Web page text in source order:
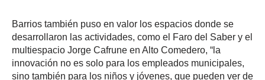
Barrios también puso en valor los espacios donde se
desarrollaron las actividades, como el Faro del Saber y el
multiespacio Jorge Cafrune en Alto Comedero, “la
innovación no es solo para los empleados municipales,
sino también para los niños y jóvenes, que pueden ver de